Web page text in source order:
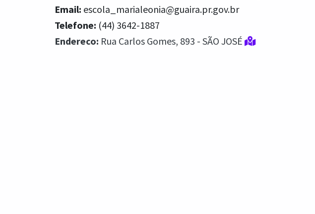
Email: escola_marialeonia@guaira.pr.gov.br
Telefone: (44) 3642-1887
Endereco: Rua Carlos Gomes, 893 - SÃO JOSÉ